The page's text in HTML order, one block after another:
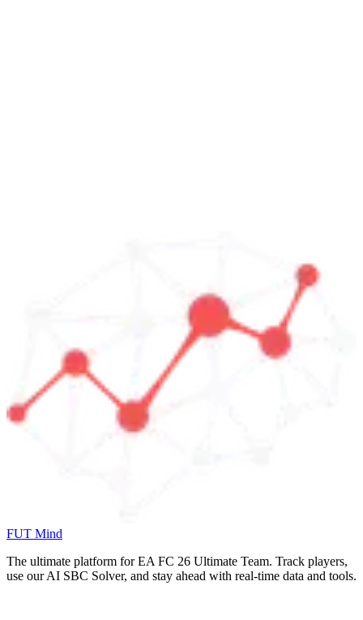
FUT Mind
The ultimate platform for EA FC 26 Ultimate Team. Track players,
use our AI SBC Solver, and stay ahead with real-time data and tools.